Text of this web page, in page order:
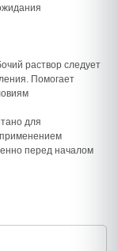
раствор следует
Помогает
для
перед началом